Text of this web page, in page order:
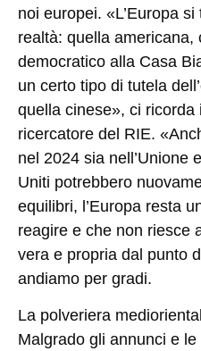
noi europei. «L’Europa
realtà: quella
democratico alla Casa
un certo tipo di tutela
quella cinese», ci
ricercatore del RIE.
nel 2024 sia nell’Unione
Uniti potrebbero
equilibri, l’Europa resta
reagire e che non riesce
vera e propria dal punto
andiamo per gradi.
La polveriera
Malgrado gli annunci e